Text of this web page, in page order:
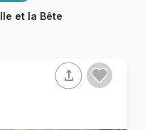
et la Bête